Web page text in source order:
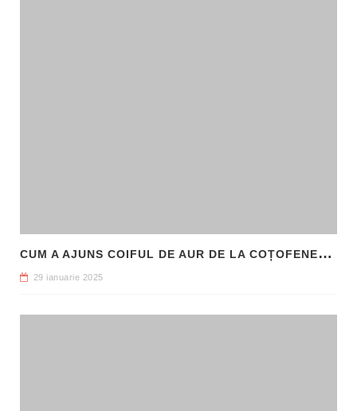
C
UM A AJUNS COIFUL DE AUR DE LA COȚOFENEȘTI ÎN PATRIMONIUL NAȚIONAL
29 ianuarie 2025